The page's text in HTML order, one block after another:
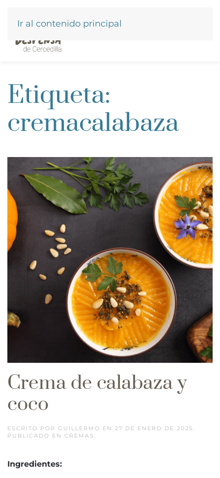
Ir al contenido principal
Etiqueta:
cremacalabaza
Crema de calabaza y
coco
ESCRITO POR GUILLERMO EN 27 DE ENERO DE 2025 .
PUBLICADO EN CREMAS .
Ingredientes: